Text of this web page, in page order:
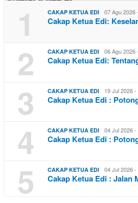
1 CAKAP KETUA EDI 07 Agu 2026
Cakap Ketua Edi:
2 CAKAP KETUA EDI 06 Agu 2026
Cakap Ketua Edi:
3 CAKAP KETUA EDI 19 Jul 2026
Cakap Ketua Edi :
4 CAKAP KETUA EDI 04 Jul 2026
Cakap Ketua Edi :
5 CAKAP KETUA EDI 04 Jul 2026
Cakap Ketua Edi : Jalan